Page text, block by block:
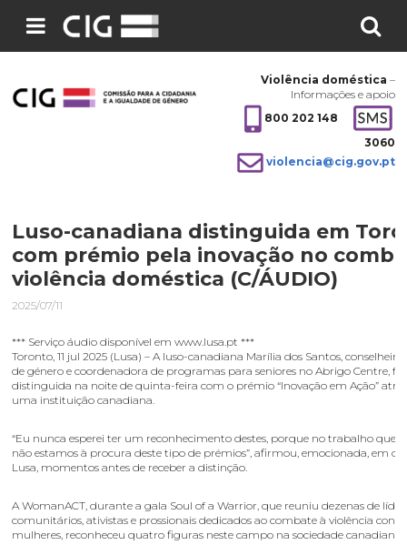
Violência doméstica –
Informações e apoio
800 202 148
3060
violencia@cig.gov.pt
Luso-canadiana distinguida em
com prémio pela inovação no
violência doméstica (C/ÁUDIO)
2025/07/11
*** Serviço áudio disponível em www.lusa.pt ***
Toronto, 11 jul 2025 (Lusa) – A luso-canadiana Marília dos Santos,
de género e coordenadora de programas para seniores no Abrigo Centre, foi
distinguida na noite de quinta-feira com o prémio “Inovação em Ação”
uma instituição canadiana.
“Eu nunca esperei ter um reconhecimento destes, porque no trabalho que
não estamos à procura deste tipo de prémios”, afirmou, emocionada, em
Lusa, momentos antes de receber a distinção.
A WomanACT, durante a gala Soul of a Warrior, que reuniu dezenas de
comunitários, ativistas e prossionais dedicados ao combate à violência
mulheres, reconheceu quatro figuras neste campo na sociedade canadiana.
Pesquisar